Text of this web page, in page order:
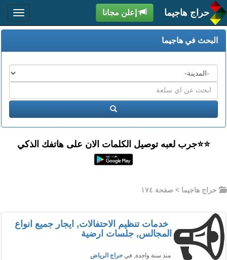
حراج هاجيما إعلن مجانا
البحث في هاجيما
المدن
اكتب
عبارة
البحث
ابحث
⭐️⭐جرب لعبه توصيل الكلمات الان على هاتفك الذكي
حراج هاجيما > صفحة ١٧٤
خدمات تنظيم الاحتفالات, ايجار جميع انواع
المجالس, جلسات ارضية
منذ سنة واحدة, في حراج الرياض